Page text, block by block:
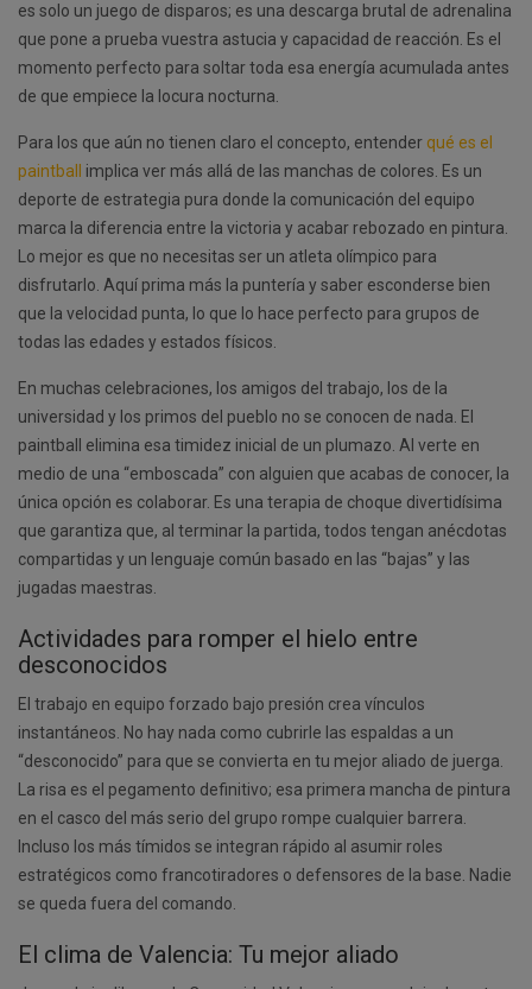
es solo un juego de disparos; es una descarga brutal de adrenalina
que pone a prueba vuestra astucia y capacidad de reacción. Es el
momento perfecto para soltar toda esa energía acumulada antes
de que empiece la locura nocturna.
Para los que aún no tienen claro el concepto, entender qué es el
paintball
implica ver más allá de las manchas de colores. Es un
deporte de estrategia pura donde la comunicación del equipo
marca la diferencia entre la victoria y acabar rebozado en pintura.
Lo mejor es que no necesitas ser un atleta olímpico para
disfrutarlo. Aquí prima más la puntería y saber esconderse bien
que la velocidad punta, lo que lo hace perfecto para grupos de
todas las edades y estados físicos.
En muchas celebraciones, los amigos del trabajo, los de la
universidad y los primos del pueblo no se conocen de nada. El
paintball elimina esa timidez inicial de un plumazo. Al verte en
medio de una “emboscada” con alguien que acabas de conocer, la
única opción es colaborar. Es una terapia de choque divertidísima
que garantiza que, al terminar la partida, todos tengan anécdotas
compartidas y un lenguaje común basado en las “bajas” y las
jugadas maestras.
Actividades para romper el hielo entre
desconocidos
El trabajo en equipo forzado bajo presión crea vínculos
instantáneos. No hay nada como cubrirle las espaldas a un
“desconocido” para que se convierta en tu mejor aliado de juerga.
La risa es el pegamento definitivo; esa primera mancha de pintura
en el casco del más serio del grupo rompe cualquier barrera.
Incluso los más tímidos se integran rápido al asumir roles
estratégicos como francotiradores o defensores de la base. Nadie
se queda fuera del comando.
El clima de Valencia: Tu mejor aliado